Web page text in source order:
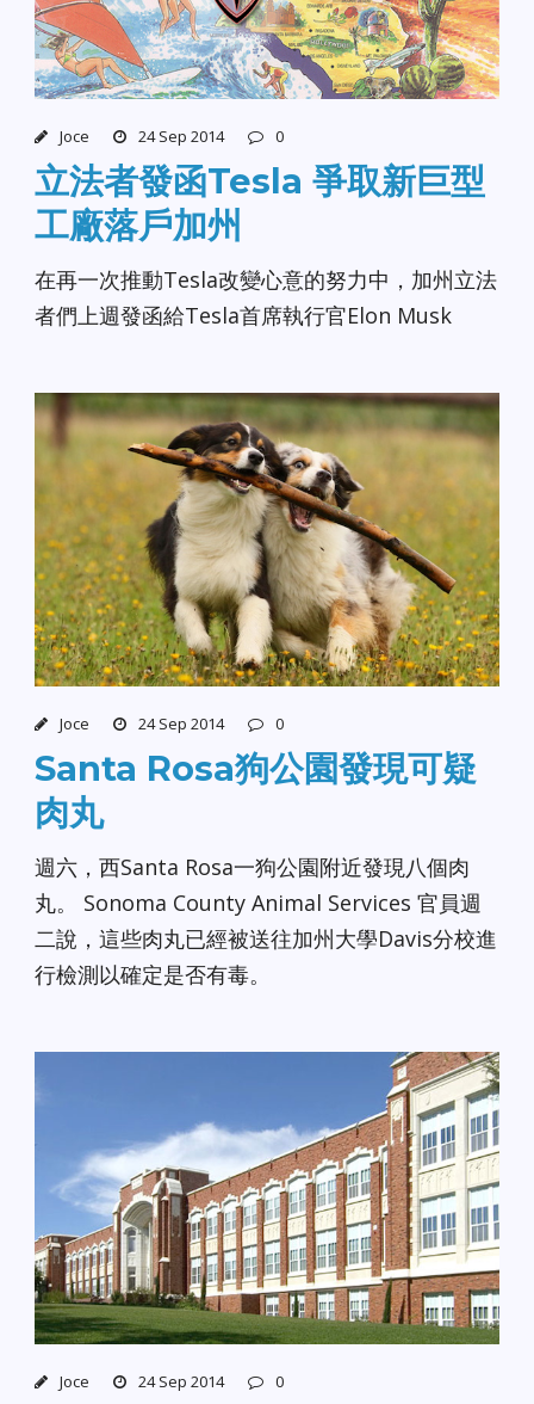
Joce 24 Sep 2014 0
立法者發函Tesla 爭取新巨型
工廠落戶加州
在再一次推動Tesla改變心意的努力中，加州立法
者們上週發函給Tesla首席執行官Elon Musk
Joce 24 Sep 2014 0
Santa Rosa狗公園發現可疑
肉丸
週六，西Santa Rosa一狗公園附近發現八個肉
丸。 Sonoma County Animal Services 官員週
二說，這些肉丸已經被送往加州大學Davis分校進
行檢測以確定是否有毒。
Joce 24 Sep 2014 0